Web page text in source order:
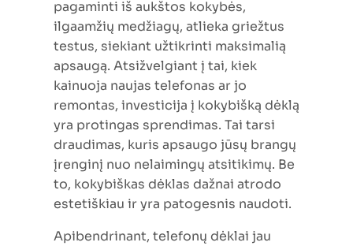
pagaminti iš aukštos kokybės,
ilgaamžių medžiagų, atlieka griežtus
testus, siekiant užtikrinti maksimalią
apsaugą. Atsižvelgiant į tai, kiek
kainuoja naujas telefonas ar jo
remontas, investicija į kokybišką dėklą
yra protingas sprendimas. Tai tarsi
draudimas, kuris apsaugo jūsų brangų
įrenginį nuo nelaimingų atsitikimų. Be
to, kokybiškas dėklas dažnai atrodo
estetiškiau ir yra patogesnis naudoti.
Apibendrinant, telefonų dėklai jau